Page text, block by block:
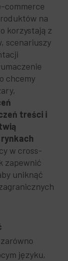
commerce
na
korzystają z
scenariuszy
chcemy
treści i
w cross-
zapewnić
uniknąć
języku,